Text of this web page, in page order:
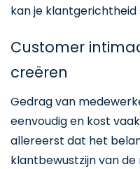
kan je
Customer
creëren
Gedrag van
eenvoudig en kost
allereerst dat het
klantbewustzijn van